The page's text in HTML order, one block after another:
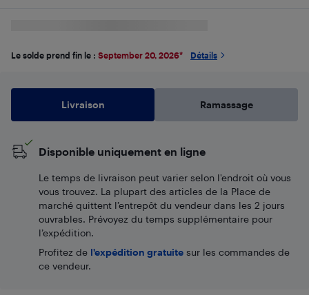
Le solde prend fin le : September 20, 2026* Détails
Livraison Ramassage
Disponible uniquement en ligne
Le temps de livraison peut varier selon l'endroit où vous
vous trouvez. La plupart des articles de la Place de
marché quittent l’entrepôt du vendeur dans les 2 jours
ouvrables. Prévoyez du temps supplémentaire pour
l’expédition.
Profitez de l'expédition gratuite sur les commandes de
ce vendeur.